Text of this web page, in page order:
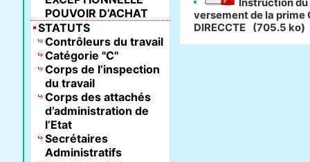
Instruction
versement de la prime
DIRECCTE
(705.5 ko)
POUVOIR D’ACHAT
STATUTS
Contrôleurs du travail
Catégorie "C"
Corps de l’inspection
du travail
Corps des attachés
d’administration de
l’Etat
Secrétaires
Administratifs